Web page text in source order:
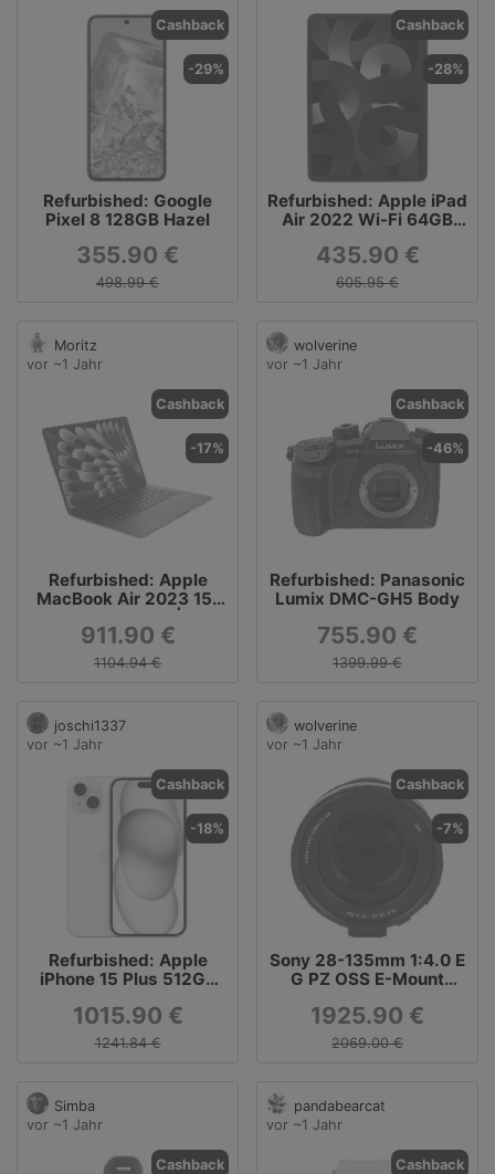
Cashback
-29%
Refurbished: Google
Pixel 8 128GB Hazel
355.90 €
498.99 €
Cashback
-28%
Refurbished: Apple iPad
Air 2022 Wi-Fi 64GB
435.90 €
605.95 €
Moritz
vor ~1 Jahr
Cashback
-17%
Refurbished: Apple
MacBook Air 2023 15"
Core GPU 256 GB SSD 8
GB mitternacht
911.90 €
1104.94 €
wolverine
vor ~1 Jahr
Cashback
-46%
Refurbished: Panasonic
Lumix DMC-GH5 Body
755.90 €
1399.99 €
joschi1337
vor ~1 Jahr
Cashback
-18%
Refurbished: Apple
iPhone 15 Plus 512GB
1015.90 €
1241.84 €
wolverine
vor ~1 Jahr
Cashback
-7%
Sony 28-135mm 1:4.0 E
G PZ OSS E-Mount
1925.90 €
2069.00 €
Simba
vor ~1 Jahr
Cashback
pandabearcat
vor ~1 Jahr
Cashback